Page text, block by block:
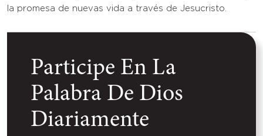
la promesa de nuevas vida a través de Jesucristo.
Participe En La
Palabra De Dios
Diariamente